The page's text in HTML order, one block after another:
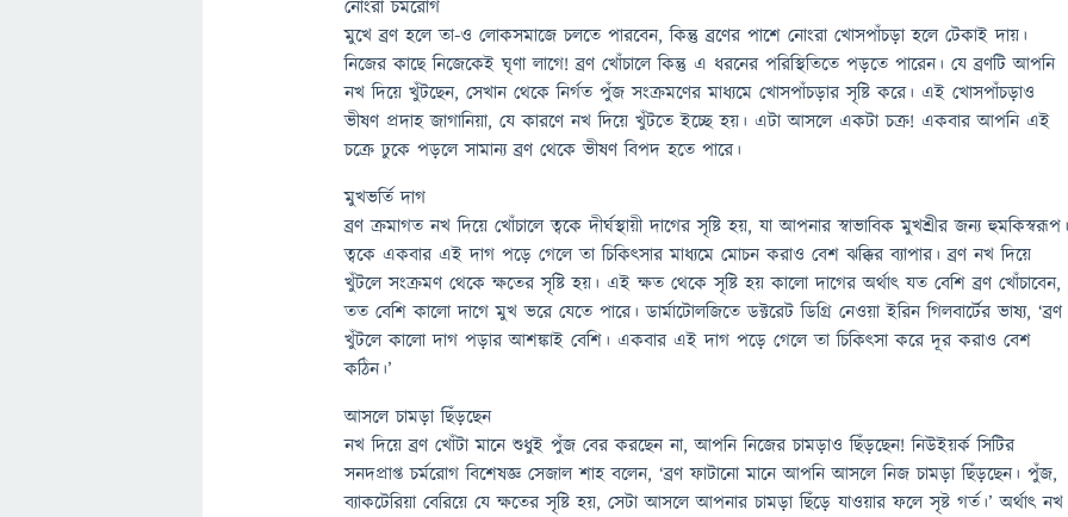
নোংরা চর্মরোগ
মুখে ব্রণ হলে তা-ও লোকসমাজে চলতে পারবেন, কিন্তু ব্রণের পাশে নোংরা খোসপাঁচড়া হলে টেকাই দায়।
নিজের কাছে নিজেকেই ঘৃণা লাগে! ব্রণ খোঁচালে কিন্তু এ ধরনের পরিস্থিতিতে পড়তে পারেন। যে ব্রণটি আপনি
নখ দিয়ে খুঁটছেন, সেখান থেকে নির্গত পুঁজ সংক্রমণের মাধ্যমে খোসপাঁচড়ার সৃষ্টি করে। এই খোসপাঁচড়াও
ভীষণ প্রদাহ জাগানিয়া, যে কারণে নখ দিয়ে খুঁটতে ইচ্ছে হয়। এটা আসলে একটা চক্র! একবার আপনি এই
চক্রে ঢুকে পড়লে সামান্য ব্রণ থেকে ভীষণ বিপদ হতে পারে।
মুখভর্তি দাগ
ব্রণ ক্রমাগত নখ দিয়ে খোঁচালে ত্বকে দীর্ঘস্থায়ী দাগের সৃষ্টি হয়, যা আপনার স্বাভাবিক মুখশ্রীর জন্য
ত্বকে একবার এই দাগ পড়ে গেলে তা চিকিৎসার মাধ্যমে মোচন করাও বেশ ঝক্কির ব্যাপার। ব্রণ নখ দিয়ে
খুঁটলে সংক্রমণ থেকে ক্ষতের সৃষ্টি হয়। এই ক্ষত থেকে সৃষ্টি হয় কালো দাগের অর্থাৎ যত বেশি ব্রণ খোঁচাবেন,
তত বেশি কালো দাগে মুখ ভরে যেতে পারে। ডার্মাটোলজিতে ডক্টরেট ডিগ্রি নেওয়া ইরিন গিলবার্টের ভাষ্য, ‘ব্রণ
খুঁটলে কালো দাগ পড়ার আশঙ্কাই বেশি। একবার এই দাগ পড়ে গেলে তা চিকিৎসা করে দূর করাও বেশ
কঠিন।’
আসলে চামড়া ছিঁড়ছেন
নখ দিয়ে ব্রণ খোঁটা মানে শুধুই পুঁজ বের করছেন না, আপনি নিজের চামড়াও ছিঁড়ছেন! নিউইয়র্ক সিটির
সনদপ্রাপ্ত চর্মরোগ বিশেষজ্ঞ সেজাল শাহ বলেন, ‘ব্রণ ফাটানো মানে আপনি আসলে নিজ চামড়া ছিঁড়ছেন। পুঁজ,
ব্যাকটেরিয়া বেরিয়ে যে ক্ষতের সৃষ্টি হয়, সেটা আসলে আপনার চামড়া ছিঁড়ে যাওয়ার ফলে সৃষ্ট গর্ত।’ অর্থাৎ নখ